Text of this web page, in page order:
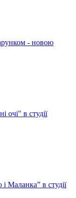
- новою
очі" в студії
Маланка” в студії